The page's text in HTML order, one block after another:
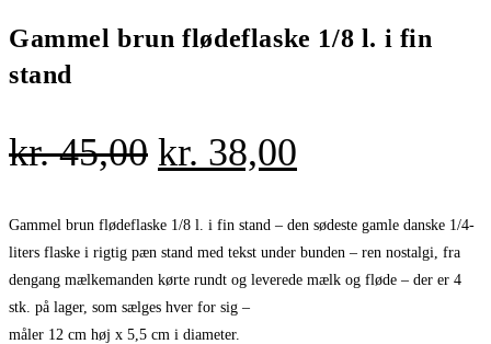
Gammel brun flødeflaske 1/8 l. i fin
stand
kr.45,00 Den
pris
var:
kr. 45,00.
kr. 38,00
pris
er:
Gammel brun flødeflaske 1/8 l. i fin stand – den sødeste gamle danske 1/4-
liters flaske i rigtig pæn stand med tekst under bunden – ren nostalgi, fra
dengang mælkemanden kørte rundt og leverede mælk og fløde – der er 4
stk. på lager, som sælges hver for sig –
måler 12 cm høj x 5,5 cm i diameter.